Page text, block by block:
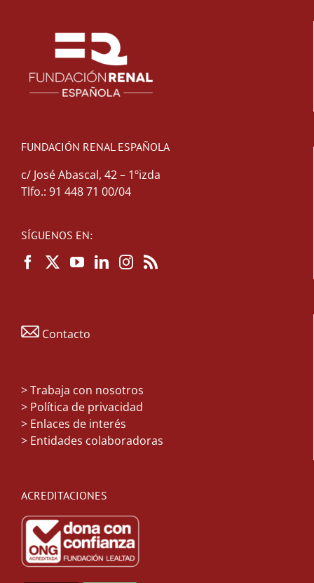
FUNDACIÓN RENAL ESPAÑOLA
c/ José Abascal, 42 – 1ºizda
Tlfo.: 91 448 71 00/04
SÍGUENOS EN:
Contacto
>Trabaja con nosotros
> Política de privacidad
> Enlaces de interés
> Entidades colaboradoras
ACREDITACIONES